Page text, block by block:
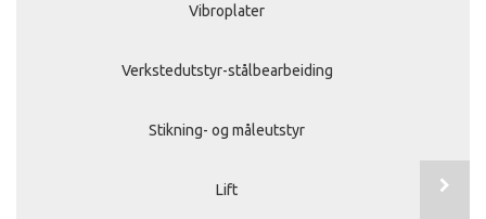
Vibroplater
Verkstedutstyr-stålbearbeiding
Stikning- og måleutstyr
Lift